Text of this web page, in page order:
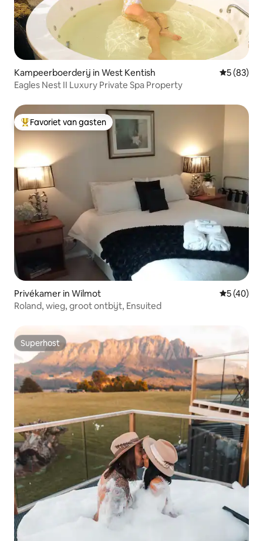
Kampeerboerderij in West Kentish
5 (83)
Eagles Nest II Luxury Private Spa Property
Topfavoriet van gasten
Favoriet van gasten
Privékamer in Wilmot
5 (40)
Roland, wieg, groot ontbijt, Ensuited
Superhost
Superhost